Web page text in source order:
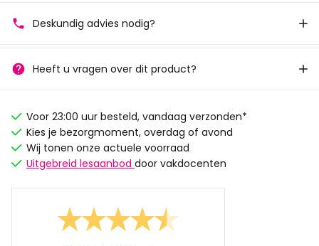
Deskundig advies nodig?
Heeft u vragen over dit product?
Voor 23:00 uur besteld, vandaag verzonden*
Kies je bezorgmoment, overdag of avond
Wij tonen onze actuele voorraad
Uitgebreid lesaanbod door vakdocenten